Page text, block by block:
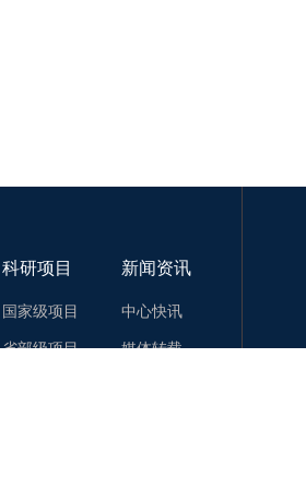
科研项目
国家级项目
省部级项目
新闻资讯
中心快讯
媒体转载